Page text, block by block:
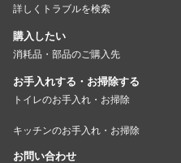
詳しくトラブルを検索
購入したい
消耗品・部品のご購入先
お手入れする・お掃除する
トイレのお手入れ・お掃除
キッチンのお手入れ・お掃除
お問い合わせ